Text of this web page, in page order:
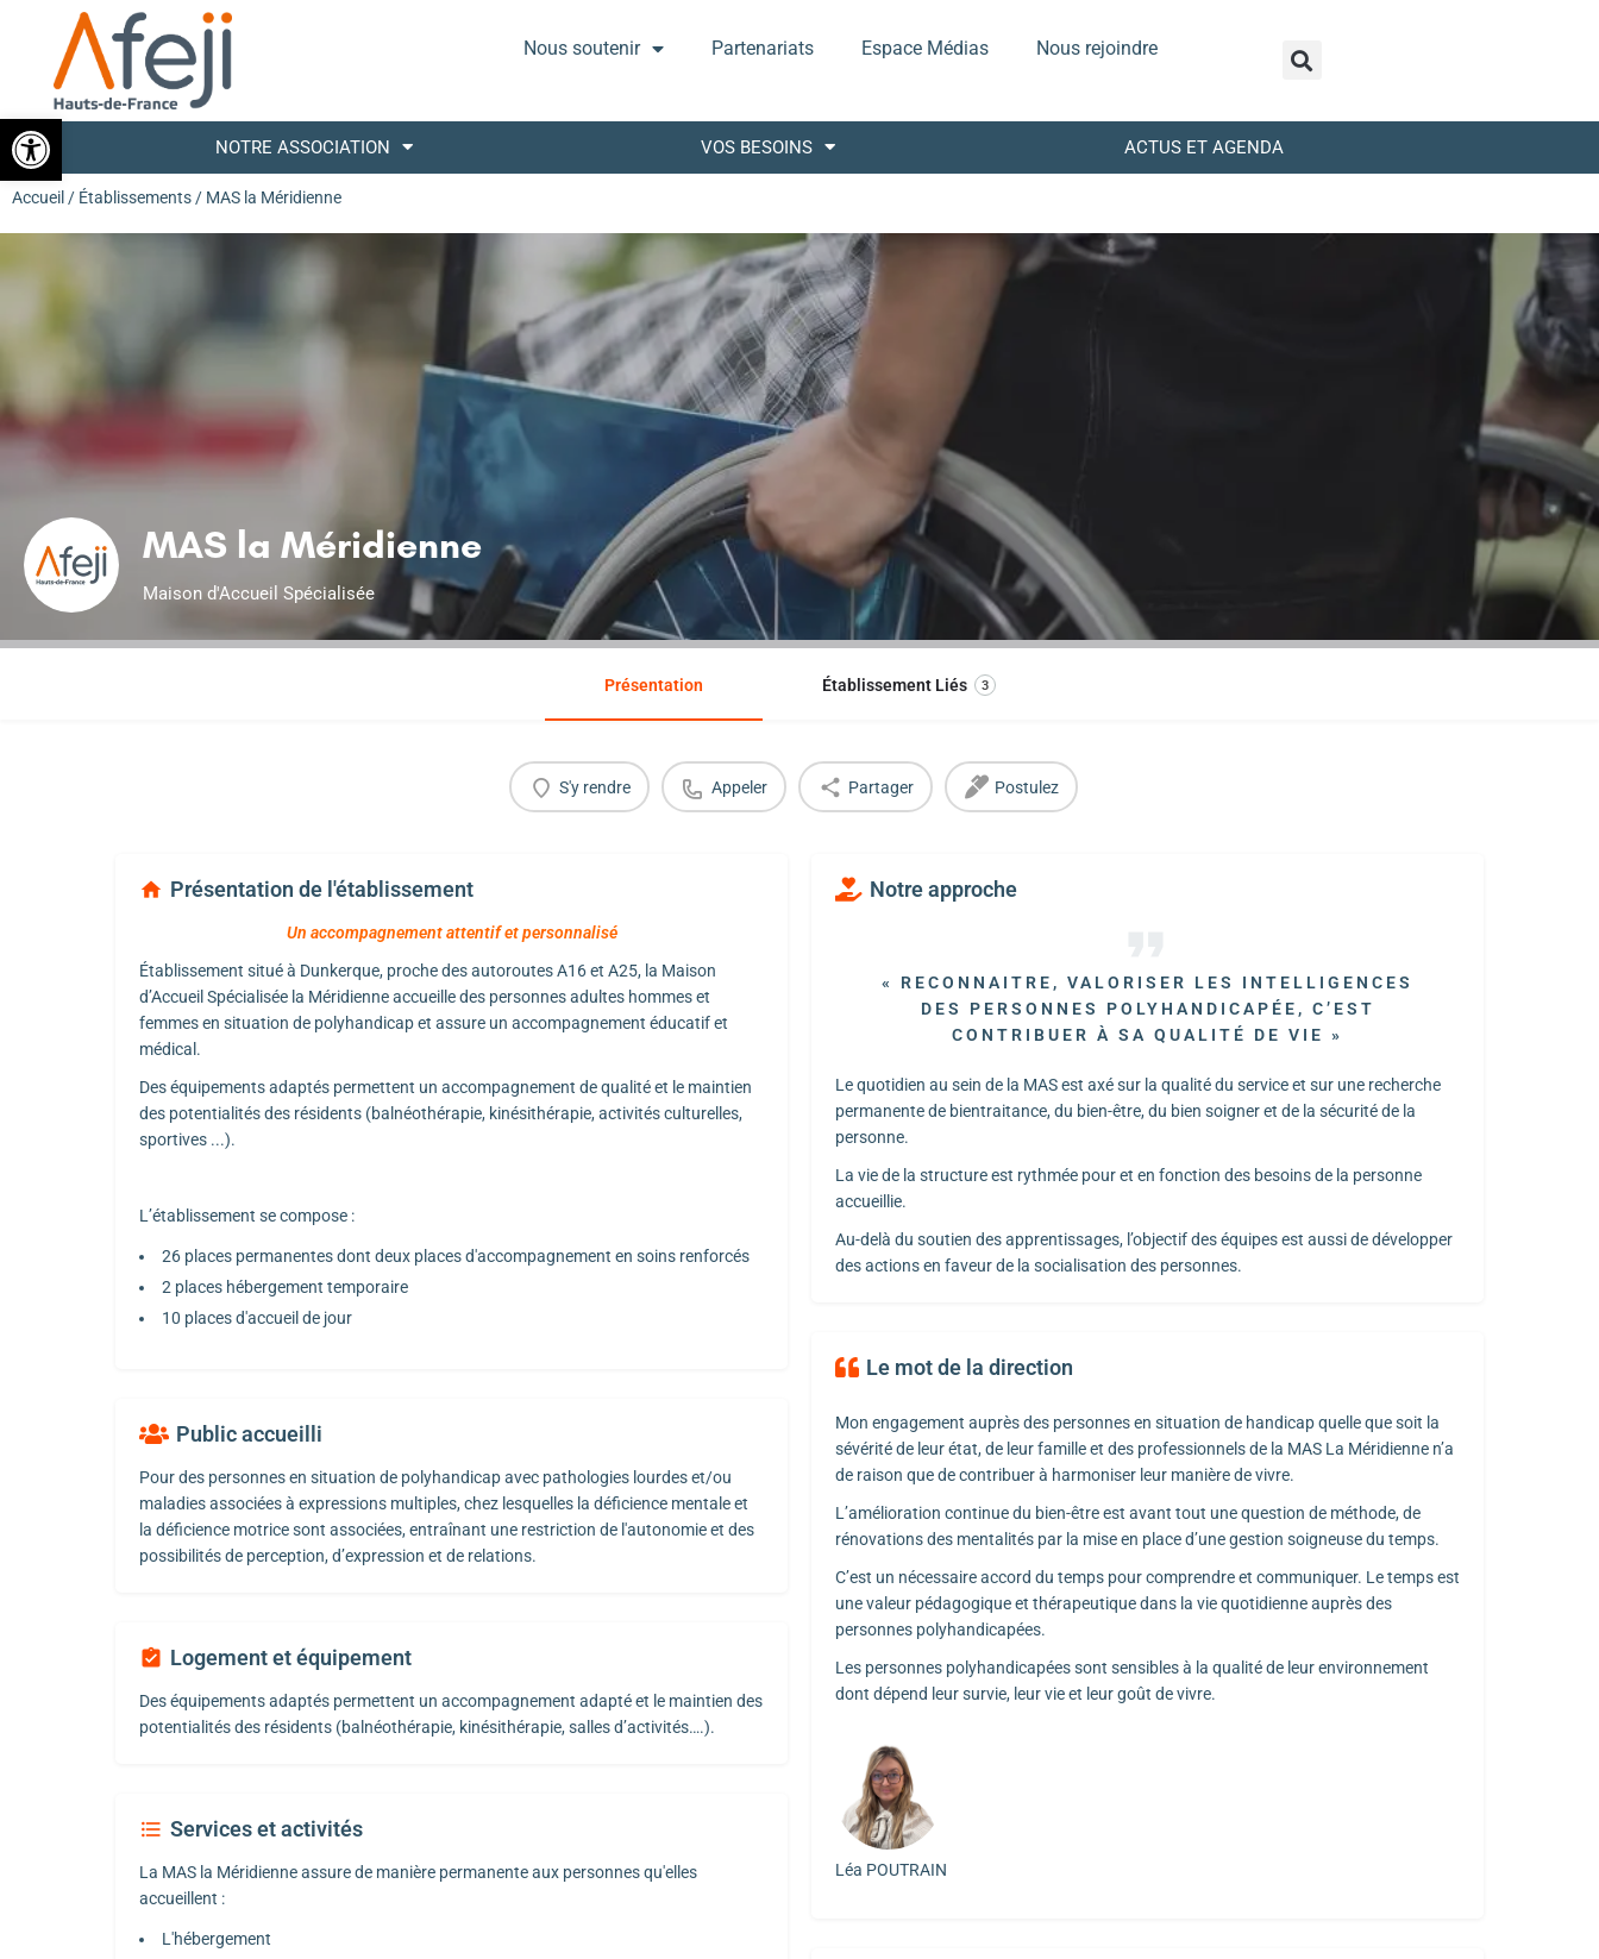
Ouvrir la barre d’outils
Nous soutenir Partenariats Espace Médias Nous rejoindre
NOTRE ASSOCIATION VOS BESOINS ACTUS ET AGENDA
Accueil / Établissements / MAS la Méridienne
MAS la Méridienne
Maison d'Accueil Spécialisée
Présentation Établissement Liés 3
S'y rendre Appeler Partager Postulez
Présentation de l'établissement
Un accompagnement attentif et personnalisé
Établissement situé à Dunkerque, proche des autoroutes A16 et A25, la Maison
d’Accueil Spécialisée la Méridienne accueille des personnes adultes hommes et
femmes en situation de polyhandicap et assure un accompagnement éducatif et
médical.
Des équipements adaptés permettent un accompagnement de qualité et le maintien
des potentialités des résidents (balnéothérapie, kinésithérapie, activités culturelles,
sportives ...).
L’établissement se compose :
26 places permanentes dont deux places d'accompagnement en soins renforcés
2 places hébergement temporaire
10 places d'accueil de jour
Public accueilli
Pour des personnes en situation de polyhandicap avec pathologies lourdes et/ou
maladies associées à expressions multiples, chez lesquelles la déficience mentale et
la déficience motrice sont associées, entraînant une restriction de l'autonomie et des
possibilités de perception, d’expression et de relations.
Logement et équipement
Des équipements adaptés permettent un accompagnement adapté et le maintien des
potentialités des résidents (balnéothérapie, kinésithérapie, salles d’activités….).
Services et activités
La MAS la Méridienne assure de manière permanente aux personnes qu'elles
accueillent :
L'hébergement
Notre approche
« RECONNAITRE, VALORISER LES INTELLIGENCES
DES PERSONNES POLYHANDICAPÉE, C’EST
CONTRIBUER À SA QUALITÉ DE VIE »
Le quotidien au sein de la MAS est axé sur la qualité du service et sur une recherche
permanente de bientraitance, du bien-être, du bien soigner et de la sécurité de la
personne.
La vie de la structure est rythmée pour et en fonction des besoins de la personne
accueillie.
Au-delà du soutien des apprentissages, l’objectif des équipes est aussi de développer
des actions en faveur de la socialisation des personnes.
Le mot de la direction
Mon engagement auprès des personnes en situation de handicap quelle que soit la
sévérité de leur état, de leur famille et des professionnels de la MAS La Méridienne n’a
de raison que de contribuer à harmoniser leur manière de vivre.
L’amélioration continue du bien-être est avant tout une question de méthode, de
rénovations des mentalités par la mise en place d’une gestion soigneuse du temps.
C’est un nécessaire accord du temps pour comprendre et communiquer. Le temps est
une valeur pédagogique et thérapeutique dans la vie quotidienne auprès des
personnes polyhandicapées.
Les personnes polyhandicapées sont sensibles à la qualité de leur environnement
dont dépend leur survie, leur vie et leur goût de vivre.
Léa POUTRAIN